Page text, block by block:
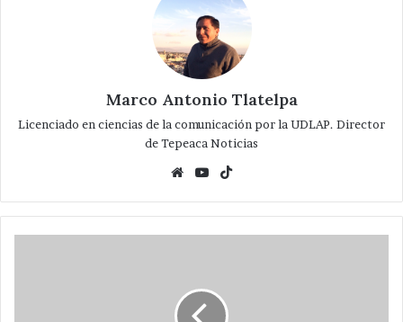
Marco Antonio Tlatelpa
Licenciado en ciencias de la comunicación por la UDLAP. Director
de Tepeaca Noticias
WebsiteYouTube